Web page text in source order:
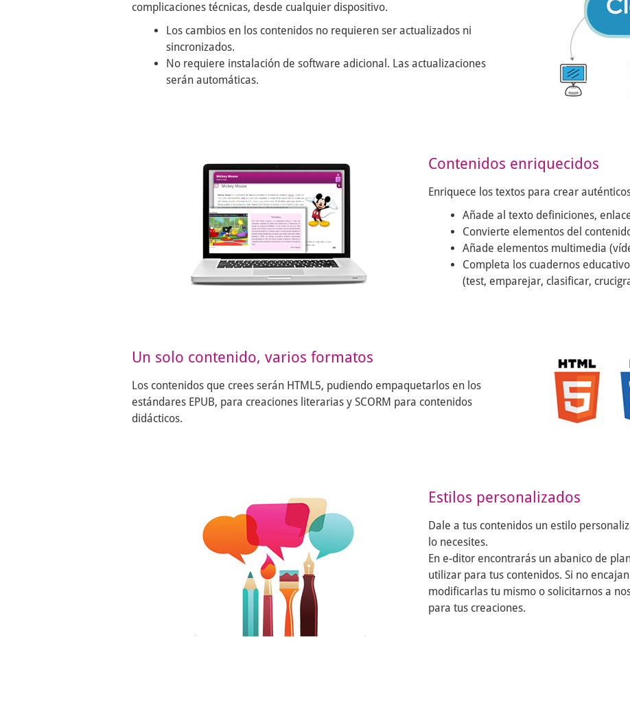
complicaciones técnicas, desde cualquier dispositivo.
Los cambios en los contenidos no requieren ser actualizados ni
sincronizados.
No requiere instalación de software adicional. Las actualizaciones
serán automáticas.
Contenidos enriquecidos
Enriquece los textos para crear
Añade al texto definiciones,
Convierte elementos del
Añade elementos multimedia
Completa los cuadernos
(test, emparejar, clasificar,
Un solo contenido, varios formatos
Los contenidos que crees serán HTML5, pudiendo empaquetarlos en los
estándares EPUB, para creaciones literarias y SCORM para contenidos
didácticos.
Estilos personalizados
Dale a tus contenidos un estilo
lo necesites.
En e-ditor encontrarás un abanico de
utilizar para tus contenidos. Si no
modificarlas tu mismo o solicitarnos a
para tus creaciones.